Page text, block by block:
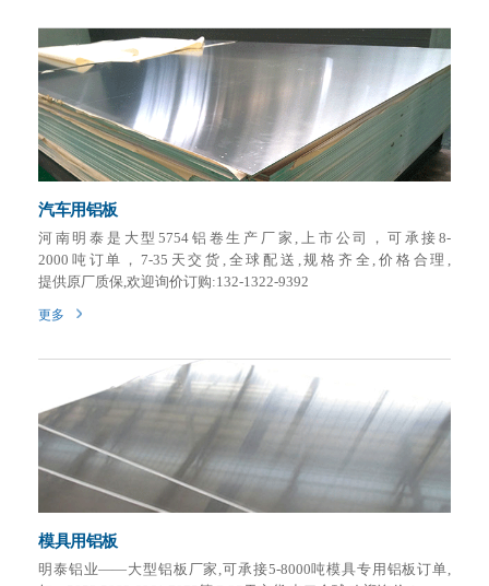
汽车用铝板
河南明泰是大型5754铝卷生产厂家,上市公司，可承接8-
2000吨订单，7-35天交货,全球配送,规格齐全,价格合理,
提供原厂质保,欢迎询价订购:132-1322-9392
更多
模具用铝板
明泰铝业——大型铝板厂家,可承接5-8000吨模具专用铝板订单,